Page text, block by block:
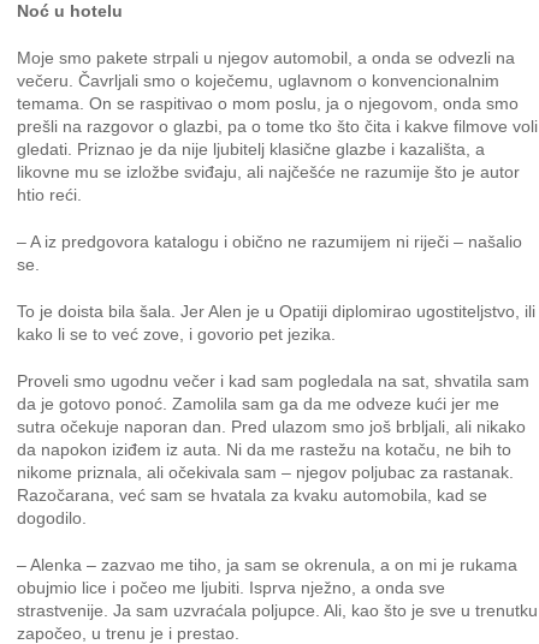
Noć u hotelu
Moje smo pakete strpali u njegov automobil, a onda se odvezli na
večeru. Čavrljali smo o koječemu, uglavnom o konvencionalnim
temama. On se raspitivao o mom poslu, ja o njegovom, onda smo
prešli na razgovor o glazbi, pa o tome tko što čita i kakve filmove voli
gledati. Priznao je da nije ljubitelj klasične glazbe i kazališta, a
likovne mu se izložbe sviđaju, ali najčešće ne razumije što je autor
htio reći.
– A iz predgovora katalogu i obično ne razumijem ni riječi – našalio
se.
To je doista bila šala. Jer Alen je u Opatiji diplomirao ugostiteljstvo, ili
kako li se to već zove, i govorio pet jezika.
Proveli smo ugodnu večer i kad sam pogledala na sat, shvatila sam
da je gotovo ponoć. Zamolila sam ga da me odveze kući jer me
sutra očekuje naporan dan. Pred ulazom smo još brbljali, ali nikako
da napokon iziđem iz auta. Ni da me rastežu na kotaču, ne bih to
nikome priznala, ali očekivala sam – njegov poljubac za rastanak.
Razočarana, već sam se hvatala za kvaku automobila, kad se
dogodilo.
– Alenka – zazvao me tiho, ja sam se okrenula, a on mi je rukama
obujmio lice i počeo me ljubiti. Isprva nježno, a onda sve
strastvenije. Ja sam uzvraćala poljupce. Ali, kao što je sve u trenutku
započeo, u trenu je i prestao.